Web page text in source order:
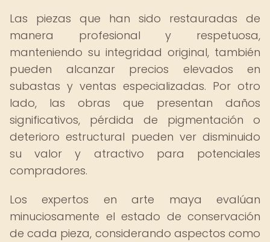
Las piezas que han sido restauradas de
manera profesional y respetuosa,
manteniendo su integridad original, también
pueden alcanzar precios elevados en
subastas y ventas especializadas. Por otro
lado, las obras que presentan daños
significativos, pérdida de pigmentación o
deterioro estructural pueden ver disminuido
su valor y atractivo para potenciales
compradores.
Los expertos en arte maya evalúan
minuciosamente el estado de conservación
de cada pieza, considerando aspectos como